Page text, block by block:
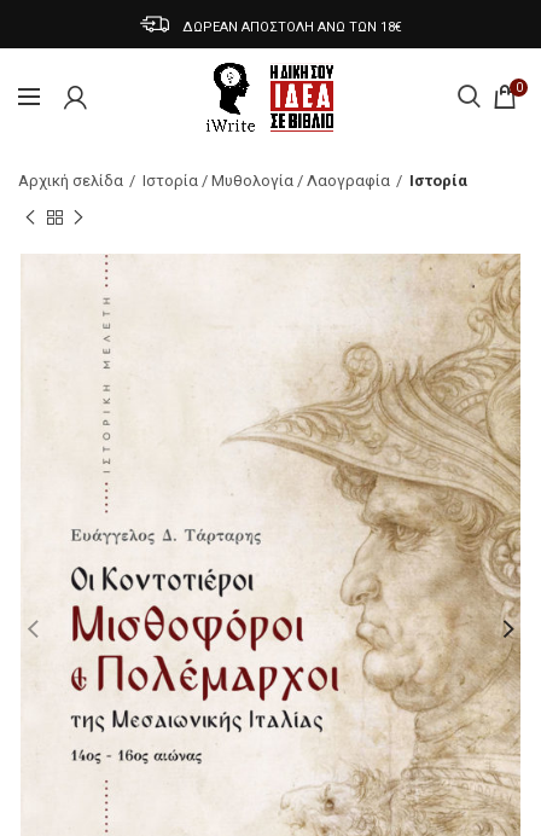
ΔΩΡΕΑΝ ΑΠΟΣΤΟΛΗ ΑΝΩ ΤΩΝ 18€
0
Αρχική σελίδα Ιστορία / Μυθολογία / Λαογραφία Ιστορία